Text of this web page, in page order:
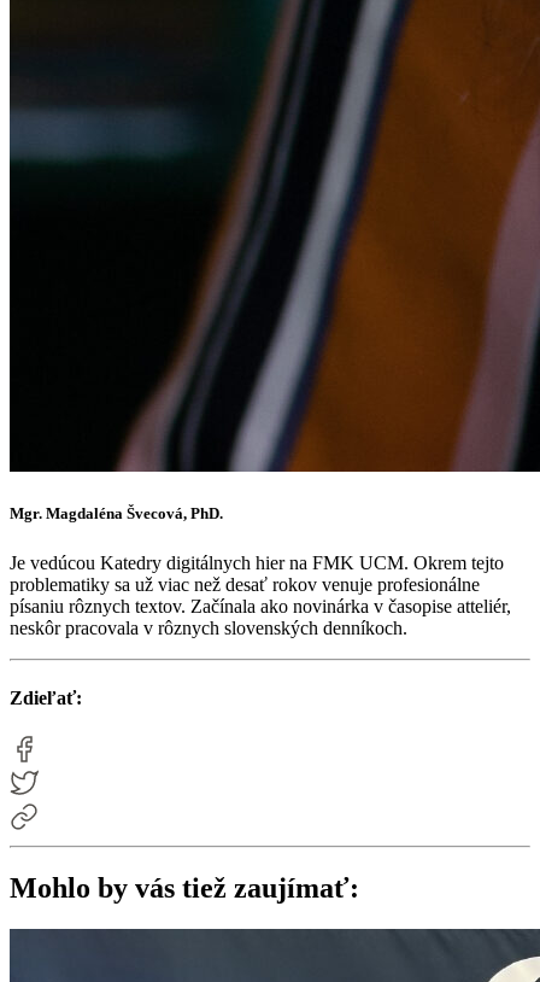
Mgr. Magdaléna Švecová, PhD.
Je vedúcou Katedry digitálnych hier na FMK UCM. Okrem tejto
problematiky sa už viac než desať rokov venuje profesionálne
písaniu rôznych textov. Začínala ako novinárka v časopise atteliér,
neskôr pracovala v rôznych slovenských denníkoch.
Zdieľať:
Mohlo by vás tiež zaujímať: